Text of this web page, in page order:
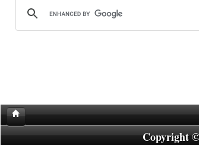
Copyright